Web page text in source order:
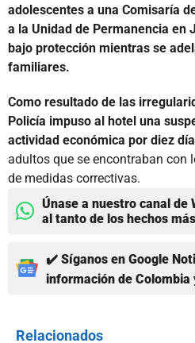
adolescentes a una Comisaría
a la Unidad de Permanencia en
bajo protección mientras se
familiares.
Como resultado de las
Policía impuso al hotel una
actividad económica por diez
adultos que se encontraban con
de medidas correctivas.
Únase a nuestro canal de
al tanto de los hechos
✔️ Síganos en Google
información de Colombia
Relacionados